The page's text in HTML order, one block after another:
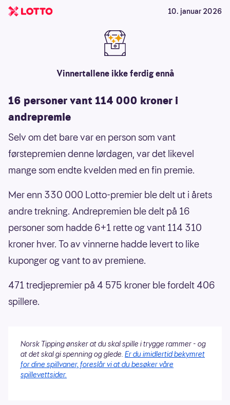
10. januar 2026
Vinnertallene ikke ferdig ennå
16 personer vant 114 000 kroner i
andrepremie
Selv om det bare var en person som vant
førstepremien denne lørdagen, var det likevel
mange som endte kvelden med en fin premie.
Mer enn 330 000 Lotto-premier ble delt ut i årets
andre trekning. Andrepremien ble delt på 16
personer som hadde 6+1 rette og vant 114 310
kroner hver. To av vinnerne hadde levert to like
kuponger og vant to av premiene.
471 tredjepremier på 4 575 kroner ble fordelt 406
spillere.
Norsk Tipping ønsker at du skal spille i trygge rammer - og
at det skal gi spenning og glede. Er du imidlertid bekymret
for dine spillvaner, foreslår vi at du besøker våre
spillevettsider.